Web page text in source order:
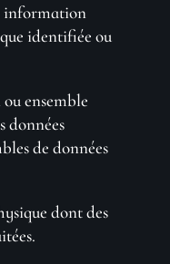
identifiée ou
ensemble
données
de données
dont des